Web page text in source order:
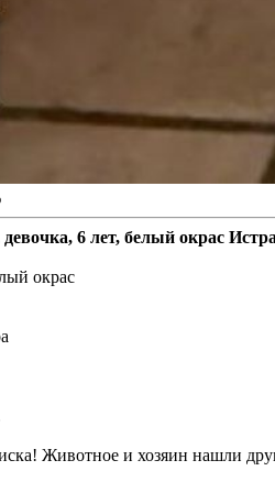
6 лет, белый окрас
окрас